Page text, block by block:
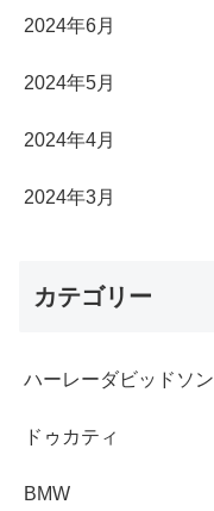
2024年6月
2024年5月
2024年4月
2024年3月
カテゴリー
ハーレーダビッドソン
ドゥカティ
BMW